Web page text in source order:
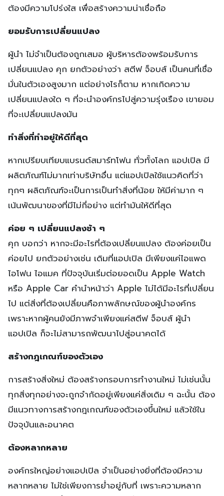
ต้องมีความโปร่งใส เพื่อสร้างความน่าเชื่อถือ
ยอมรับการเปลี่ยนแปลง
ผู้นำ ไม่จำเป็นต้องถูกเสมอ ผู้บริหารต้องพร้อมรับการ
เปลี่ยนแปลง คุก ยกตัวอย่างว่า สตีฟ จ็อบส์ เป็นคนที่เชื่อ
มั่นในตัวเองสูงมาก แต่อย่างไรก็ตาม หากเกิดความ
เปลี่ยนแปลงใด ๆ ที่จะนำองค์กรไปสู่ความรุ่งเรือง เขายอม
ที่จะเปลี่ยนแปลงมัน
ทำสิ่งที่ทำอยู่ให้ดีที่สุด
หากเปรียบเทียบแบรนด์สมาร์ทโฟน ทั่วทั้งโลก แอปเปิล มี
ผลิตภัณฑ์ไม่มากเท่าบริษัทอื่น แต่แอปเปิลใช้แนวคิดที่ว่า
ทุกๆ ผลิตภัณฑ์จะเป็นการเป็นทำสิ่งที่น้อย ให้มีค่ามาก ๆ
เน้นพัฒนาของที่มีไม่กี่อย่าง แต่ทำมันให้ดีที่สุด
ค่อย ๆ เปลี่ยนแปลงช้า ๆ
คุก บอกว่า หากจะมีอะไรที่ต้องเปลี่ยนแปลง ต้องค่อยเป็น
ค่อยไป ยกตัวอย่างเช่น เดิมที่แอปเปิล มีเพียงแค่ไอแพด
ไอโฟน ไอแมค ที่ปัจจุบันเริ่มต่อยอดเป็น Apple Watch
หรือ Apple Car คำนำหน้าว่า Apple ไม่ได้มีอะไรที่เปลี่ยน
ไป แต่สิ่งที่ต้องเปลี่ยนคือภาพลักษณ์ของผู้นำองค์กร
เพราะหากผู้คนยังมีภาพจำเพียงแค่สตีฟ จ็อบส์ ผู้นำ
แอปเปิล ก็จะไม่สามารถพัฒนาไปสู่อนาคตได้
สร้างกฎเกณฑ์ของตัวเอง
การสร้างสิ่งใหม่ ต้องสร้างกรอบการทำงานใหม่ ไม่เช่นนั้น
ทุกสิ่งทุกอย่างจะถูกจำกัดอยู่เพียงแค่สิ่งเดิม ๆ ฉะนั้น ต้อง
มีแนวทางการสร้างกฎเกณฑ์ของตัวเองขึ้นใหม่ แล้วใช้ใน
ปัจจุบันและอนาคต
ต้องหลากหลาย
องค์กรใหญ่อย่างแอปเปิล จำเป็นอย่างยิ่งที่ต้องมีความ
หลากหลาย ไม่ใช่เพียงการย่ำอยู่กับที่ เพราะความหลาก